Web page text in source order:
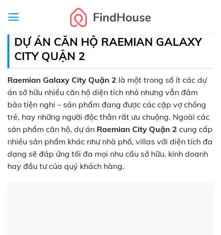
DỰ ÁN CĂN HỘ RAEMIAN GALAXY
CITY QUẬN 2
Raemian Galaxy City Quận 2 là một trong số ít các dự
án sở hữu nhiều căn hộ diện tích nhỏ nhưng vẫn đảm
bảo tiện nghi – sản phẩm đang được các cặp vợ chồng
trẻ, hay những người độc thân rất ưu chuộng. Ngoài các
sản phẩm căn hộ, dự án Raemian City Quận 2 cung cấp
nhiều sản phẩm khác như nhà phố, villas với diện tích đa
dạng sẽ đáp ứng tối đa mọi nhu cầu sở hữu, kinh doanh
hay đầu tư của quý khách hàng.